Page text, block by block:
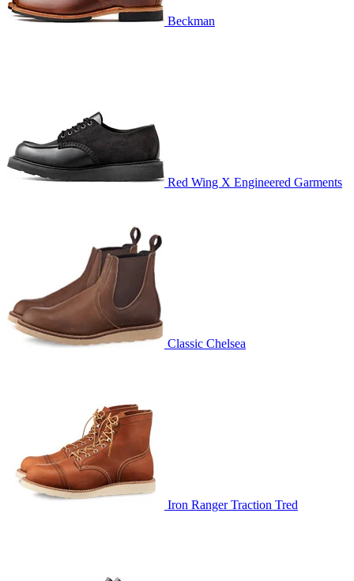
Beckman
Red Wing X Engineered Garments
Classic Chelsea
Iron Ranger Traction Tred